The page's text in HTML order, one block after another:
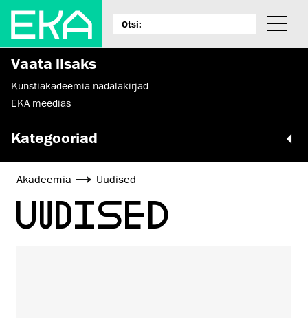
Vaata lisaks
Kunstiakadeemia nädalakirjad
EKA meedias
Kategooriad
Akadeemia Uudised
UUDISED